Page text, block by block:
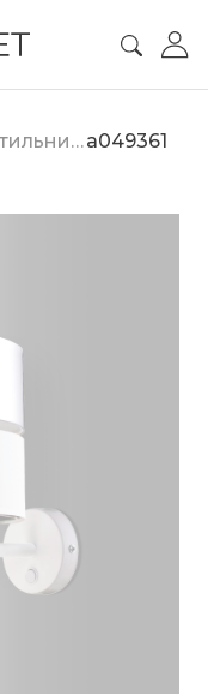
Настенные светильникиa049361